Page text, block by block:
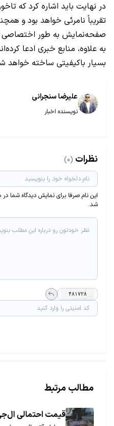
در نهایت باید اشاره کرد که
تقریباً نامرئی خواهد بود و
صفحه‌نمایش به طور
به علاوه، منابع خبری ادعا
بسیار باکیفیتی ساخته خواهد
علیرضا سنجرانی
نویسنده اخبار
نظرات (0)
این نام صرفا برای نمایش دیدگاه شما
شد.
مطالب مرتبط
قیمت احتمالی